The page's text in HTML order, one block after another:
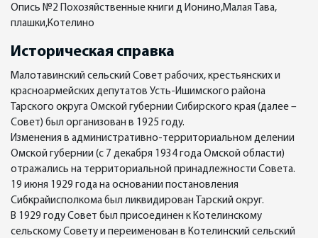
Опись №2 Похозяйственные книги д Ионино,Малая Тава,
плашки,Котелино
Историческая справка
Малотавинский сельский Совет рабочих, крестьянских и
красноармейских депутатов Усть-Ишимского района
Тарского округа Омской губернии Сибирского края (далее –
Совет) был организован в 1925 году.
Изменения в административно-территориальном делении
Омской губернии (с 7 декабря 1934 года Омской области)
отражались на территориальной принадлежности Совета.
19 июня 1929 года на основании постановления
Сибкрайисполкома был ликвидирован Тарский округ.
В 1929 году Совет был присоединен к Котелинскому
сельскому Совету и переименован в Котелинский сельский